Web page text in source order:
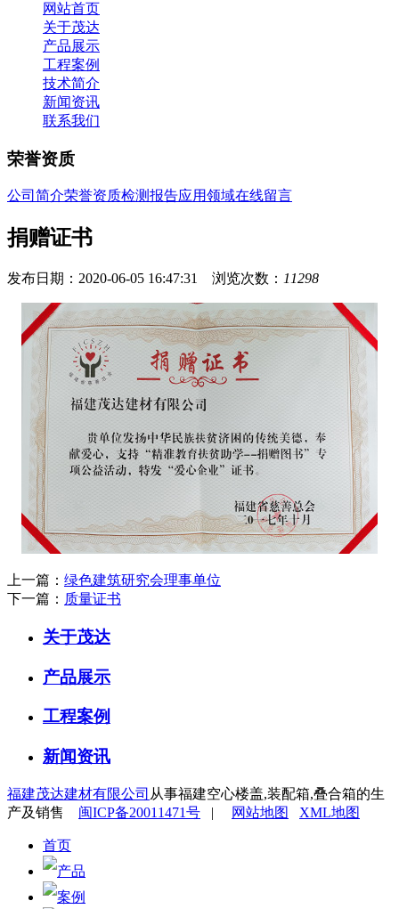
网站首页
关于茂达
产品展示
工程案例
技术简介
新闻资讯
联系我们
荣誉资质
公司简介荣誉资质检测报告应用领域在线留言
捐赠证书
发布日期：2020-06-05 16:47:31 浏览次数： 11298
上一篇： 绿色建筑研究会理事单位
下一篇： 质量证书
关于茂达
产品展示
工程案例
新闻资讯
福建茂达建材有限公司 从事福建空心楼盖,装配箱,叠合箱的生
产及销售 闽ICP备20011471号 | 网站地图 XML地图
首页
产品
案例